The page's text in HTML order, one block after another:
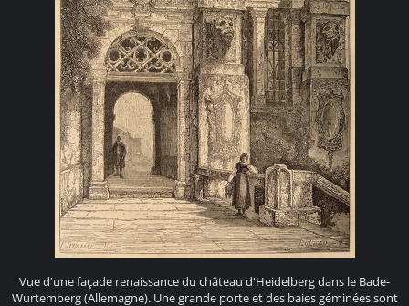
Vue d'une façade renaissance du château d'Heidelberg dans le Bade-
Wurtemberg (Allemagne). Une grande porte et des baies géminées sont